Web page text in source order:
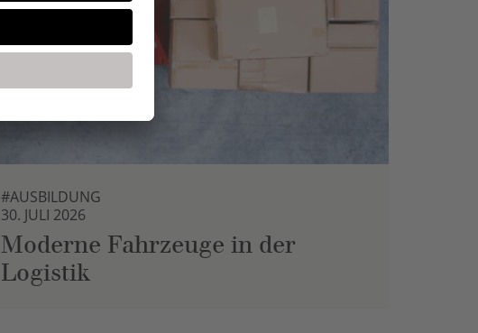
#AUSBILDUNG
30. JULI 2026
Moderne Fahrzeuge in der
Logistik